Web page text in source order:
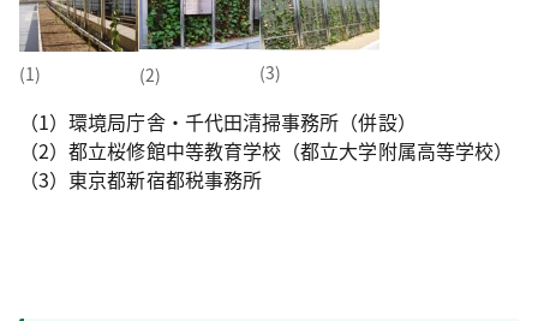
(1) (2) (3)
（1）環境局庁舎・千代田清掃事務所（併設）
（2）都立桜修館中等教育学校（都立大学附属高等学校）
（3）東京都新宿都税事務所